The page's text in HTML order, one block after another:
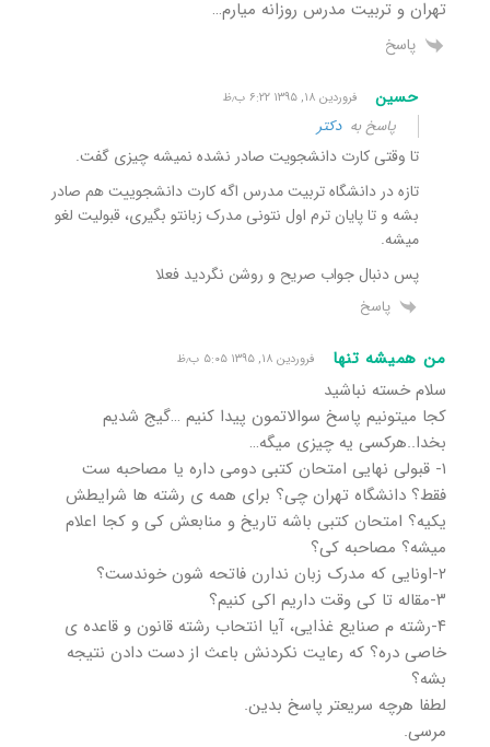
تهران و تربیت مدرس روزانه میارم…
پاسخ
حسین فروردین ۱۸, ۱۳۹۵ ۶:۲۲ ب٫ظ
پاسخ بهدکتر
تا وقتی کارت دانشجویت صادر نشده نمیشه چیزی گفت.
تازه در دانشگاه تربیت مدرس اگه کارت دانشجوییت هم صادر
بشه و تا پایان ترم اول نتونی مدرک زبانتو بگیری، قبولیت لغو
میشه.
پس دنبال جواب صریح و روشن نگردید فعلا
پاسخ
من همیشه تنها فروردین ۱۸, ۱۳۹۵ ۵:۰۵ ب٫ظ
سلام خسته نباشید
کجا میتونیم پاسخ سوالاتمون پیدا کنیم …گیج شدیم
بخدا..هرکسی یه چیزی میگه…
۱- قبولی نهایی امتحان کتبی دومی داره یا مصاحبه ست
فقط؟ دانشگاه تهران چی؟ برای همه ی رشته ها شرایطش
یکیه؟ امتحان کتبی باشه تاریخ و منابعش کی و کجا اعلام
میشه؟ مصاحبه کی؟
۲-اونایی که مدرک زبان ندارن فاتحه شون خوندست؟
۳-مقاله تا کی وقت داریم اکی کنیم؟
۴-رشته م صنایع غذایی، آیا انتحاب رشته قانون و قاعده ی
خاصی دره؟ که رعایت نکردنش باعث از دست دادن نتیجه
بشه؟
لطفا هرچه سریعتر پاسخ بدین.
مرسی.